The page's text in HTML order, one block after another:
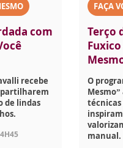
com
recebe
de lindas
FAÇA
Terço
Fuxico
O
manual.